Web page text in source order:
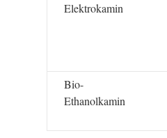
Elektrokamin
Bio-
Ethanolkamin